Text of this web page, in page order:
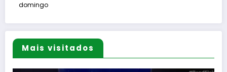
domingo
Mais visitados